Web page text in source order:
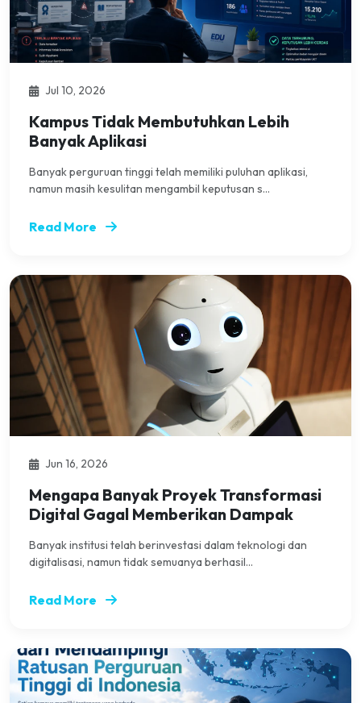
Jul 10, 2026
Kampus Tidak Membutuhkan Lebih
Banyak Aplikasi
Banyak perguruan tinggi telah memiliki puluhan aplikasi,
namun masih kesulitan mengambil keputusan s...
Read More
Jun 16, 2026
Mengapa Banyak Proyek Transformasi
Digital Gagal Memberikan Dampak
Banyak institusi telah berinvestasi dalam teknologi dan
digitalisasi, namun tidak semuanya berhasil...
Read More